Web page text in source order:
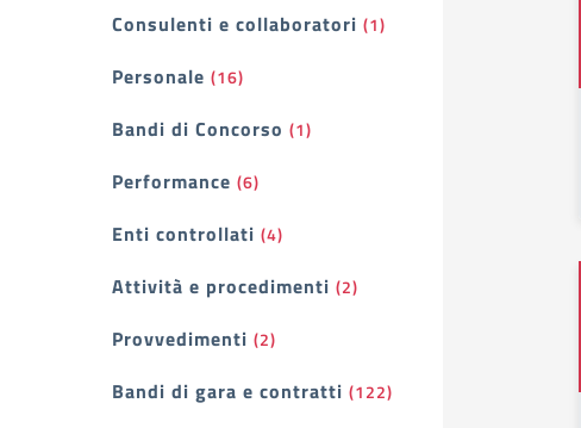
Consulenti e collaboratori (1)
Personale (16)
Bandi di Concorso (1)
Performance (6)
Enti controllati (4)
Attività e procedimenti (2)
Provvedimenti (2)
Bandi di gara e contratti (122)